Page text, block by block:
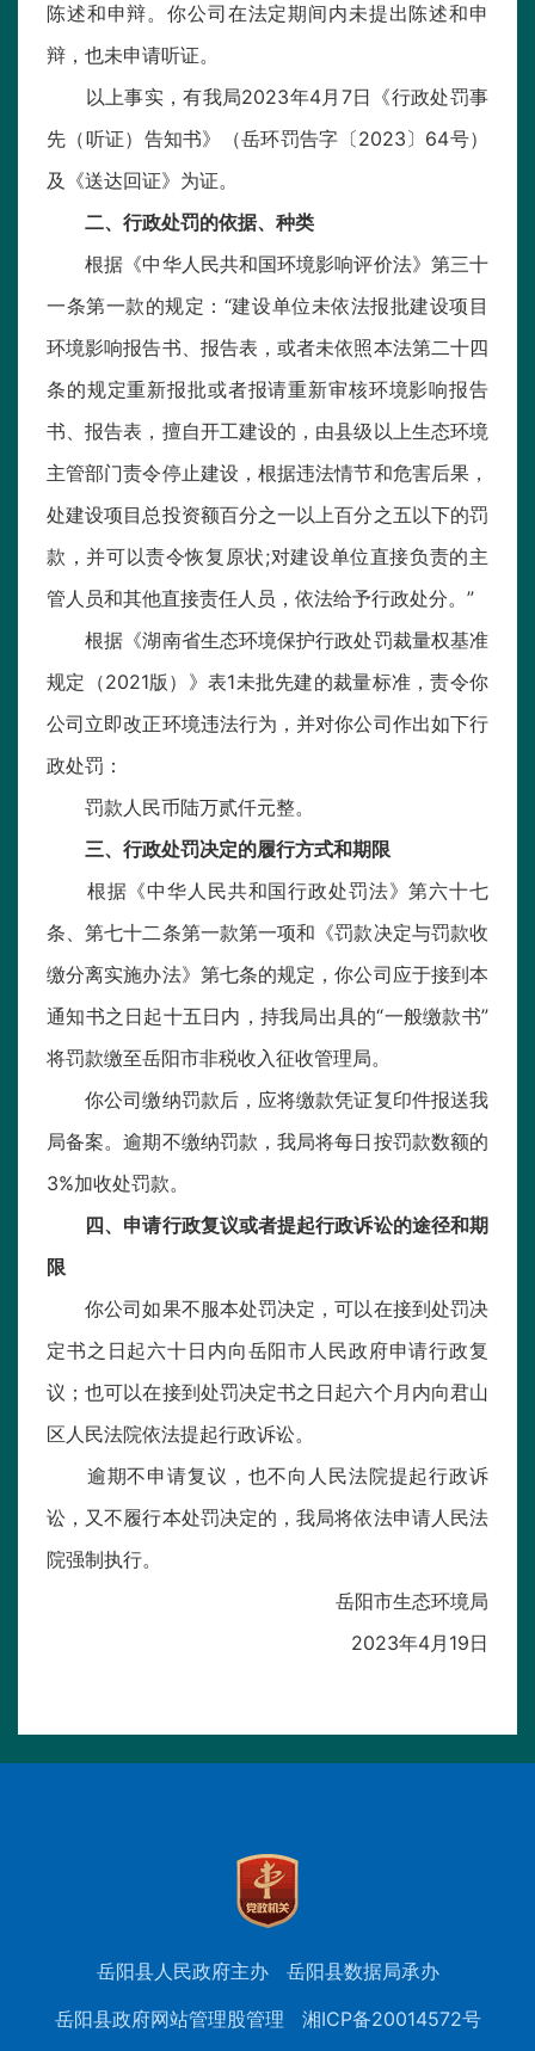
陈述和申辩。你公司在法定期间内未提出陈述和申
辩，也未申请听证。
以上事实，有我局2023年4月7日《行政处罚事
先（听证）告知书》（岳环罚告字〔2023〕64号）
及《送达回证》为证。
二、行政处罚的依据、种类
根据《中华人民共和国环境影响评价法》第三十
一条第一款的规定：“建设单位未依法报批建设项目
环境影响报告书、报告表，或者未依照本法第二十四
条的规定重新报批或者报请重新审核环境影响报告
书、报告表，擅自开工建设的，由县级以上生态环境
主管部门责令停止建设，根据违法情节和危害后果，
处建设项目总投资额百分之一以上百分之五以下的罚
款，并可以责令恢复原状;对建设单位直接负责的主
管人员和其他直接责任人员，依法给予行政处分。”
根据《湖南省生态环境保护行政处罚裁量权基准
规定（2021版）》表1未批先建的裁量标准，责令你
公司立即改正环境违法行为，并对你公司作出如下行
政处罚：
罚款人民币陆万贰仟元整。
三、行政处罚决定的履行方式和期限
根据《中华人民共和国行政处罚法》第六十七
条、第七十二条第一款第一项和《罚款决定与罚款收
缴分离实施办法》第七条的规定，你公司应于接到本
通知书之日起十五日内，持我局出具的“一般缴款书”
将罚款缴至岳阳市非税收入征收管理局。
你公司缴纳罚款后，应将缴款凭证复印件报送我
局备案。逾期不缴纳罚款，我局将每日按罚款数额的
3%加收处罚款。
四、申请行政复议或者提起行政诉讼的途径和期
限
你公司如果不服本处罚决定，可以在接到处罚决
定书之日起六十日内向岳阳市人民政府申请行政复
议；也可以在接到处罚决定书之日起六个月内向君山
区人民法院依法提起行政诉讼。
逾期不申请复议，也不向人民法院提起行政诉
讼，又不履行本处罚决定的，我局将依法申请人民法
院强制执行。
岳阳市生态环境局
2023年4月19日
岳阳县人民政府主办
岳阳县数据局承办
岳阳县政府网站管理股管理
湘ICP备20014572号